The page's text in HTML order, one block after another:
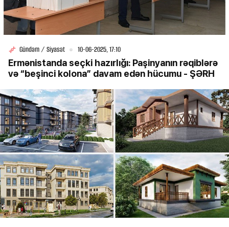
Gündəm / Siyasət 10-06-2025, 17:10
Ermənistanda seçki hazırlığı: Paşinyanın rəqiblərə
və “beşinci kolona” davam edən hücumu - ŞƏRH